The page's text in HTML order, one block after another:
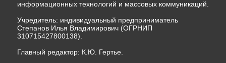
информационных технологий и массовых коммуникаций.
Учредитель: индивидуальный предприниматель
Степанов Илья Владимирович (ОГРНИП
310715427800138).
Главный редактор: К.Ю. Гертье.